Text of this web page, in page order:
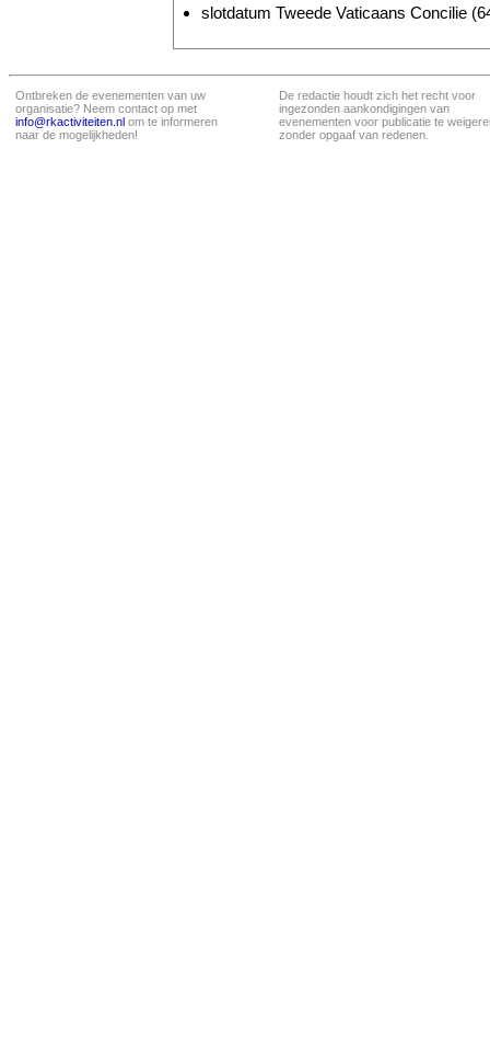
slotdatum Tweede Vaticaans Concilie
Ontbreken de evenementen van uw
organisatie? Neem contact op met
info@rkactiviteiten.nl om te informeren
naar de mogelijkheden!
De redactie houdt zich het recht voor
ingezonden aankondigingen van
evenementen voor publicatie te
zonder opgaaf van redenen.